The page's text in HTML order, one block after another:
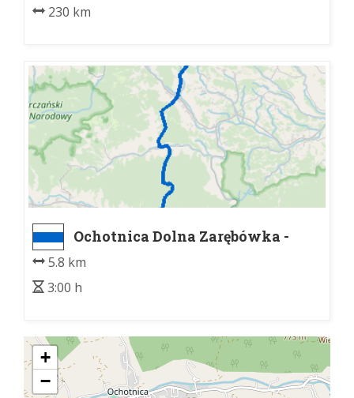
230 km
Ochotnica Dolna Zarębówka -
5.8 km
3:00 h
+
−